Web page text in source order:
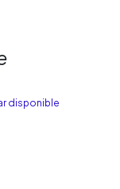
disponible